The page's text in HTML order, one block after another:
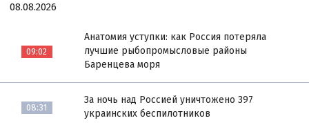
08.08.2026
09:02
Анатомия уступки: как Россия потеряла
лучшие рыбопромысловые районы
Баренцева моря
08:31
За ночь над Россией уничтожено 397
украинских беспилотников